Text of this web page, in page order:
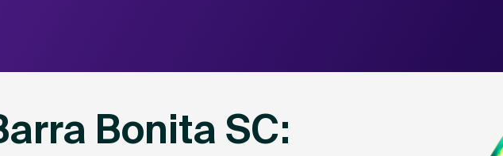
Bonita SC: